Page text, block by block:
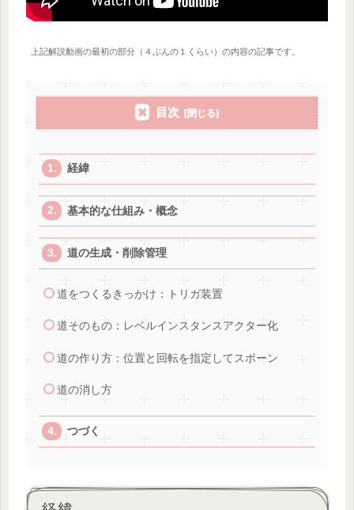
上記解説動画の最初の部分（４ぶんの１くらい）の内容の記事です。
目次
経緯
基本的な仕組み・概念
道の生成・削除管理
道をつくるきっかけ：トリガ装置
道そのもの：レベルインスタンスアクター化
道の作り方：位置と回転を指定してスポーン
道の消し方
つづく